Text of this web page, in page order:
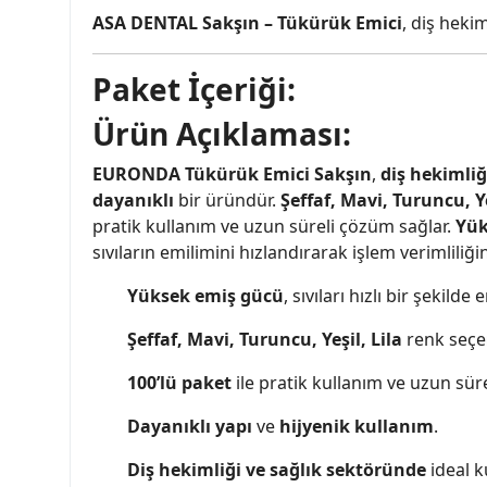
ASA DENTAL Sakşın – Tükürük Emici, diş
Paket İçeriği:
Ürün Açıklaması:
EURONDA Tükürük Emici Sakşın, diş
dayanıklı bir üründür. Şeffaf, Mavi, Turuncu,
pratik kullanım ve uzun süreli çözüm sağlar.
sıvıların emilimini hızlandırarak işlem
Yüksek emiş gücü, sıvıları hızlı bir
Şeffaf, Mavi, Turuncu, Yeşil, Lila renk
100’lü paket ile pratik kullanım ve uzun
Dayanıklı yapı ve hijyenik kullanım.
Diş hekimliği ve sağlık sektöründe ideal